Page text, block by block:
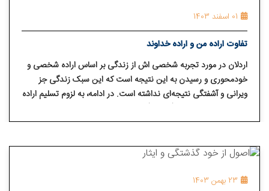
01 اسفند 1403
تفاوت اراده من و اراده خداوند
اردلان در مورد تجربه شخصی‌ اش از زندگی بر اساس اراده شخصی و
خودمحوری و رسیدن به این نتیجه است که این سبک زندگی جز
ویرانی و آشفتگی نتیجه‌ای نداشته است. در ادامه، به لزوم تسلیم اراده
اراده بی‌کران خداوند اشاره کرده‌ است.
23 بهمن 1403